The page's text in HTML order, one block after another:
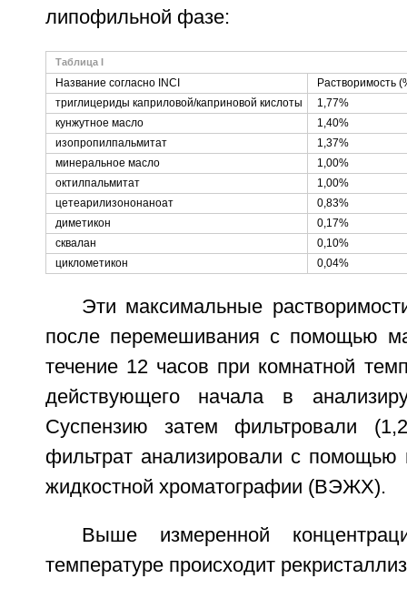
липофильной фазе:
Таблица I
Название согласно INCI
Растворимость
триглицериды каприловой/каприновой кислоты
1,77%
кунжутное масло
1,40%
изопропилпальмитат
1,37%
минеральное масло
1,00%
октилпальмитат
1,00%
цетеарилизононаноат
0,83%
диметикон
0,17%
сквалан
0,10%
циклометикон
0,04%
Эти максимальные
после перемешивания с помощью
течение 12 часов при комнатной
действующего начала в
Суспензию затем фильтровали
фильтрат анализировали с помощью
жидкостной хроматографии (ВЭЖХ).
Выше измеренной
температуре происходит